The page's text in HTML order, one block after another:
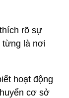
rõ sự
từng là nơi
hoạt động
cơ sở